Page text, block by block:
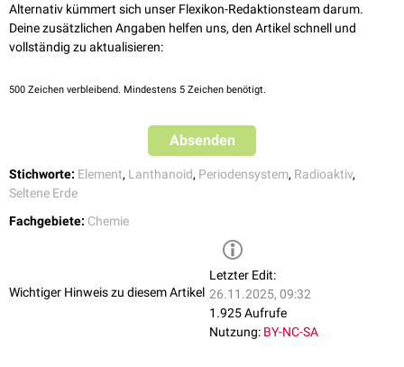
Alternativ kümmert sich unser Flexikon-Redaktionsteam darum.
Deine zusätzlichen Angaben helfen uns, den Artikel schnell und
vollständig zu aktualisieren:
500 Zeichen verbleibend. Mindestens 5 Zeichen benötigt.
Absenden
Stichworte: Element, Lanthanoid, Periodensystem, Radioaktiv,
Seltene Erde
Fachgebiete: Chemie
Wichtiger Hinweis zu diesem Artikel
Letzter Edit:
26.11.2025, 09:32
1.925 Aufrufe
Nutzung: BY-NC-SA